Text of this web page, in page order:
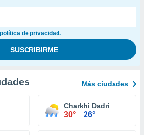
de privacidad.
Más ciudades
Charkhi Dadri
30° 26°